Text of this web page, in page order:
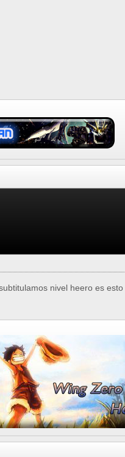
nivel heero es